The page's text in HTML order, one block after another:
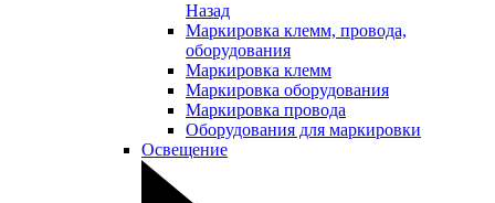
Назад
Маркировка клемм, провода,
оборудования
Маркировка клемм
Маркировка оборудования
Маркировка провода
Оборудования для маркировки
Освещение